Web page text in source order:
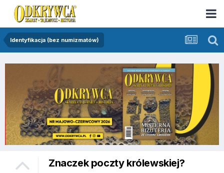
Identyfikacja (bez numizmatów)
Znaczek poczty królewskiej?